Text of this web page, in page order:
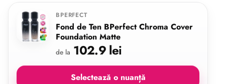
BPERFECT
Fond de Ten BPerfect Chroma Cover
Foundation Matte
de la 102.9 lei
Selectează o nuanță